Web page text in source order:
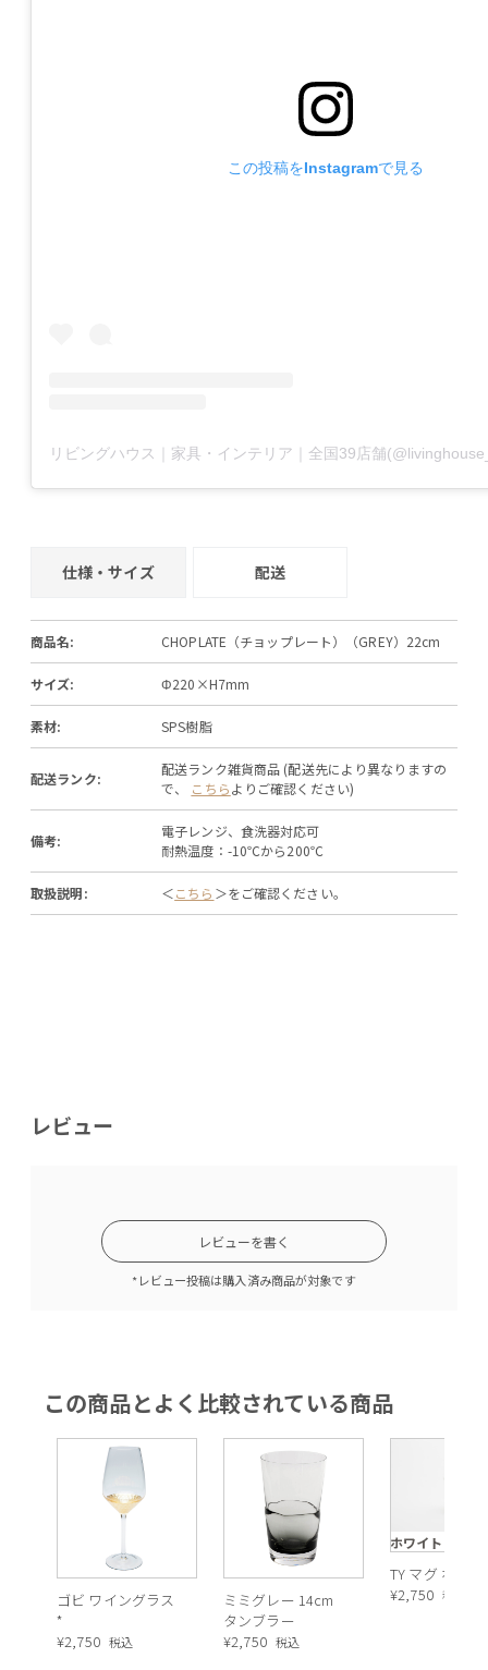
この投稿をInstagramで見る
仕様・サイズ 配送
商品名: CHOPLATE（チョップレート）（GREY）22cm
サイズ: Φ220×H7mm
素材: SPS樹脂
配送ランク:
配送ランク雑貨商品 (配送先により異なりますの
で、 こちらよりご確認ください)
備考:
電子レンジ、食洗器対応可
耐熱温度：-10℃から200℃
取扱説明: ＜こちら ＞をご確認ください。
レビュー
レビューを書く
*レビュー投稿は購入済み商品が対象です
この商品とよく比較されている商品
ゴビ ワイングラス
*
¥2,750 税込
ミミグレー 14cm
タンブラー
¥2,750 税込
ホワイト
TY マグ ホワイ
¥2,750 税込